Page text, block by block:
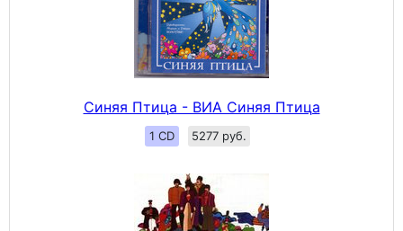
Синяя Птица - ВИА Синяя Птица
1 CD 5277 руб.